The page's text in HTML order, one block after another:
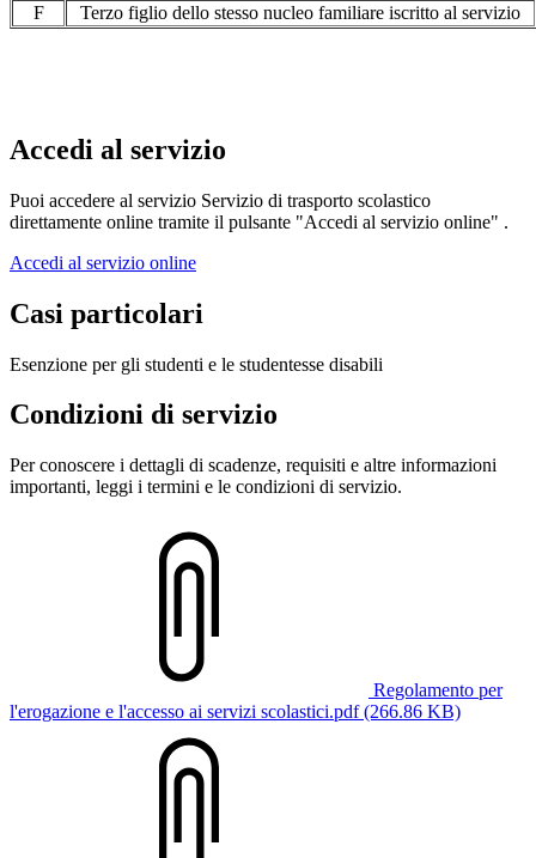
F
Terzo figlio dello stesso nucleo familiare iscritto al servizio
Accedi al servizio
Puoi accedere al servizio Servizio di trasporto scolastico
direttamente online tramite il pulsante "Accedi al servizio online" .
Accedi al servizio online
Casi particolari
Esenzione per gli studenti e le studentesse disabili
Condizioni di servizio
Per conoscere i dettagli di scadenze, requisiti e altre informazioni
importanti, leggi i termini e le condizioni di servizio.
Regolamento per
l'erogazione e l'accesso ai servizi scolastici.pdf (266.86 KB)